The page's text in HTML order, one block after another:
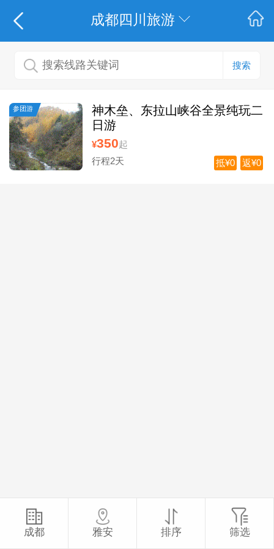
成都四川旅游
搜索
参团游
神木垒、东拉山峡谷全景纯玩二
日游
¥350起
行程2天
返¥0
抵¥0
成都 雅安 排序 筛选